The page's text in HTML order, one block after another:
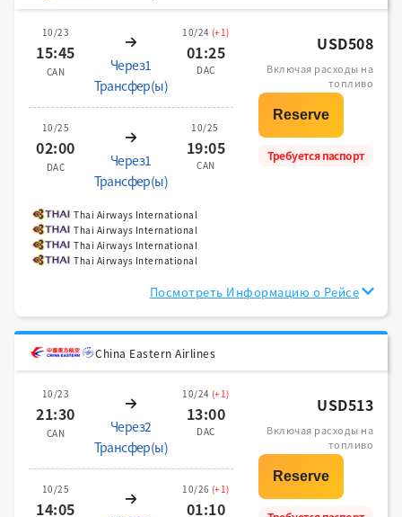
10/23
15:45
CAN
Через1
Трансфер(ы)
10/24 (+1)
01:25
DAC
10/25
02:00
DAC
Через1
Трансфер(ы)
10/25
19:05
CAN
USD508
Включая расходы на
топливо
Требуется паспорт
Thai Airways International
Thai Airways International
Thai Airways International
Thai Airways International
Посмотреть Информацию о Рейсе
China Eastern Airlines
10/23
21:30
CAN
Через2
Трансфер(ы)
10/24 (+1)
13:00
DAC
10/25
14:05
10/26 (+1)
01:10
USD513
Включая расходы на
топливо